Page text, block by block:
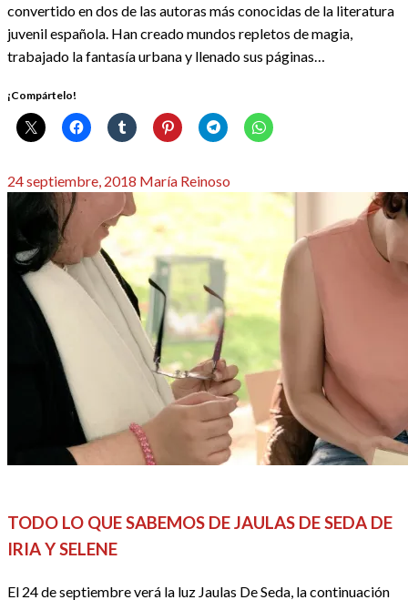
convertido en dos de las autoras más conocidas de la literatura
juvenil española. Han creado mundos repletos de magia,
trabajado la fantasía urbana y llenado sus páginas…
¡Compártelo!
Publicado
24 septiembre, 2018 María Reinoso
TODO LO QUE SABEMOS DE JAULAS DE SEDA DE
IRIA Y SELENE
El 24 de septiembre verá la luz Jaulas De Seda, la continuación